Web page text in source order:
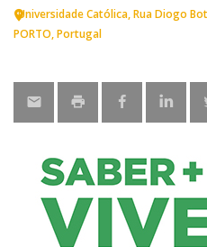
Universidade Católica Rua Diogo
PORTO Portugal